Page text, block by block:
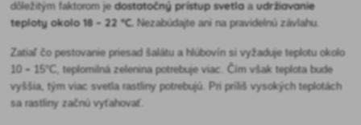
dôležitým faktorom je dostatočný prístup svetlaaudržiavanie
teploty okolo 18 – 22 °C. Nezabúdajte ani na pravidelnú závlahu.
Zatiaľ čo pestovanie priesad šalátu a hlúbovín si vyžaduje teplotu okolo
10 – 15°C, teplomilná zelenina potrebuje viac. Čím však teplota bude
vyššia, tým viac svetla rastliny potrebujú. Pri príliš vysokých teplotách
sa rastliny začnú vyťahovať.